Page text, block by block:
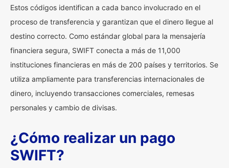
Estos códigos identifican a cada banco involucrado en el
proceso de transferencia y garantizan que el dinero llegue al
destino correcto. Como estándar global para la mensajería
financiera segura, SWIFT conecta a más de 11,000
instituciones financieras en más de 200 países y territorios. Se
utiliza ampliamente para transferencias internacionales de
dinero, incluyendo transacciones comerciales, remesas
personales y cambio de divisas.
¿Cómo realizar un pago
SWIFT?